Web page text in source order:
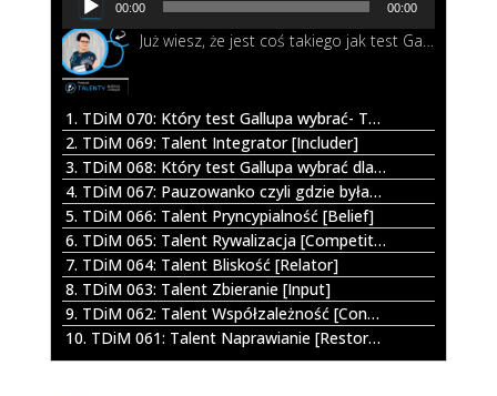
t
w
a
z
a
c
z
p
l
i
k
ó
w
d
00:00 00:00
Już wiesz, że jest coś takiego jak test Gallupa i nawet chcesz go wykonać. I wtedy okazuje się, że możesz wybrać pomiędzy opcję TOP5 a całym profilem All34. Co zatem będzie lepsze dla Ciebie? Posłuchaj w tym odcinku.
1. TDiM 070: Który test Gallupa wybrać- TOP 5 czy cały profil All34?
2. TDiM 069: Talent Integrator [Includer]
3. TDiM 068: Który test Gallupa wybrać dla dziecka?
4. TDiM 067: Pauzowanko czyli gdzie byłam jak mnie nie było
5. TDiM 066: Talent Pryncypialność [Belief]
6. TDiM 065: Talent Rywalizacja [Competition]
7. TDiM 064: Talent Bliskość [Relator]
8. TDiM 063: Talent Zbieranie [Input]
9. TDiM 062: Talent Współzależność [Connectedness]
10. TDiM 061: Talent Naprawianie [Restorative]